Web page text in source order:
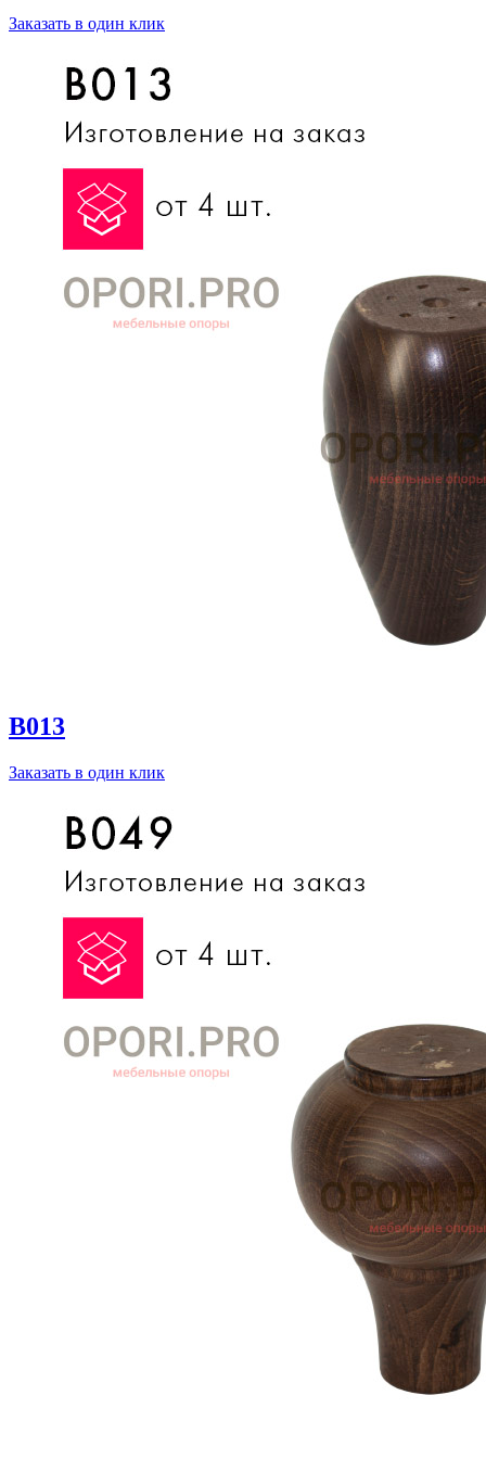
Заказать в один клик
B013
Заказать в один клик